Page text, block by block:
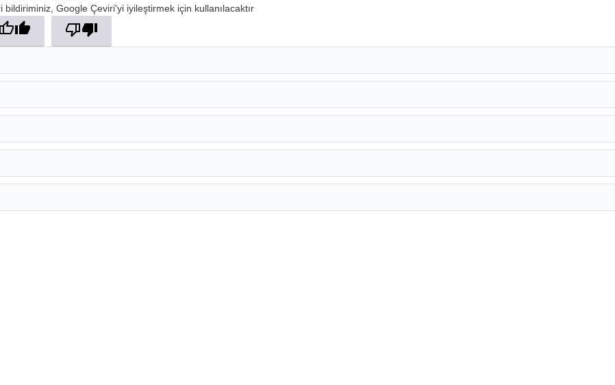
bildiriminiz, Google Çeviri'yi iyileştirmek için kullanılacaktır